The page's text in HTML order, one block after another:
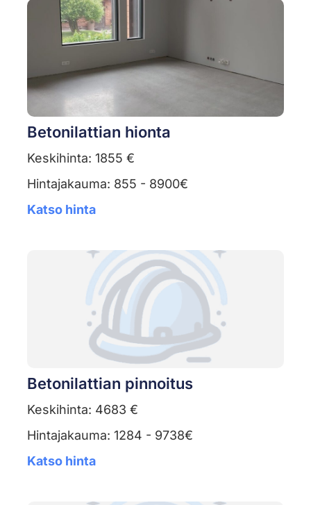
Betonilattian hionta
Keskihinta: 1855 €
Hintajakauma: 855 - 8900€
Katso hinta
Betonilattian pinnoitus
Keskihinta: 4683 €
Hintajakauma: 1284 - 9738€
Katso hinta